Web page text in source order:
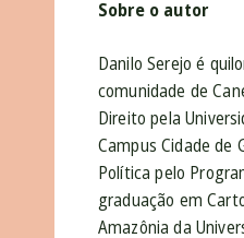
Sobre o autor
Danilo Serejo é
comunidade de
Direito pela
Campus Cidade de
Política pelo
graduação em
Amazônia da